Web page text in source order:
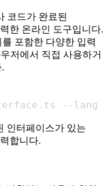
코드가 완료된
한 온라인 도구입니다.
를 포함한 다양한 입력
저에서 직접 사용하거
--lang
인터페이스가 있는
합니다.